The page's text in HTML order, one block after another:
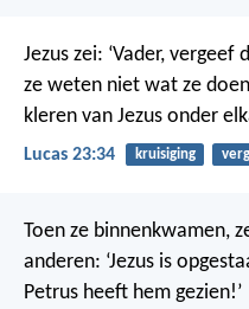
Jezus zei: ‘Vader,
ze weten niet wat ze
kleren van Jezus onder
Lucas 23:34 kruisiging
Toen ze binnenkwamen,
anderen: ‘Jezus is
Petrus heeft hem gezien!’